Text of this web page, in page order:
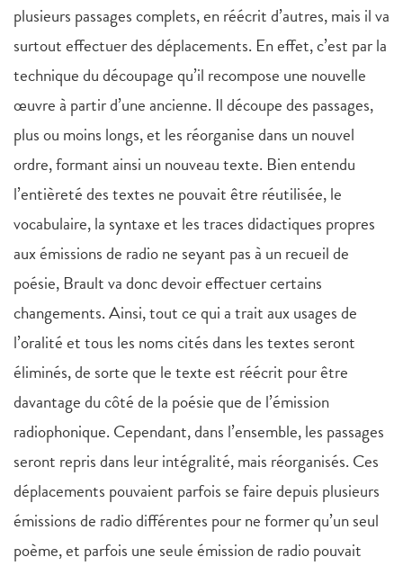
plusieurs passages complets, en réécrit d’autres, mais il va
surtout effectuer des déplacements. En effet, c’est par la
technique du découpage qu’il recompose une nouvelle
œuvre à partir d’une ancienne. Il découpe des passages,
plus ou moins longs, et les réorganise dans un nouvel
ordre, formant ainsi un nouveau texte. Bien entendu
l’entièreté des textes ne pouvait être réutilisée, le
vocabulaire, la syntaxe et les traces didactiques propres
aux émissions de radio ne seyant pas à un recueil de
poésie, Brault va donc devoir effectuer certains
changements. Ainsi, tout ce qui a trait aux usages de
l’oralité et tous les noms cités dans les textes seront
éliminés, de sorte que le texte est réécrit pour être
davantage du côté de la poésie que de l’émission
radiophonique. Cependant, dans l’ensemble, les passages
seront repris dans leur intégralité, mais réorganisés. Ces
déplacements pouvaient parfois se faire depuis plusieurs
émissions de radio différentes pour ne former qu’un seul
poème, et parfois une seule émission de radio pouvait